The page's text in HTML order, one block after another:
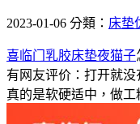
2023-01-06 分類： 床垫
喜临门乳胶床垫夜猫子
有网友评价：打开就没
真的是软硬适中，做工